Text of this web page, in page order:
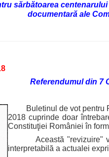
sărbătoarea
documentară ale
Referendumul din 7
Buletinul de vot pentru
2018 cuprinde doar
Constituţiei României în
Această "revizuire"
interpretabilă a actualei